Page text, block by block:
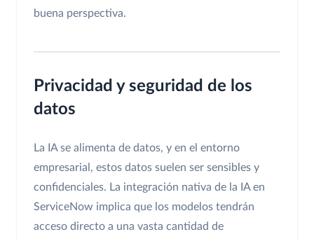
buena perspectiva.
Privacidad y seguridad de los
datos
La IA se alimenta de datos, y en el entorno
empresarial, estos datos suelen ser sensibles y
confidenciales. La integración nativa de la IA en
ServiceNow implica que los modelos tendrán
acceso directo a una vasta cantidad de